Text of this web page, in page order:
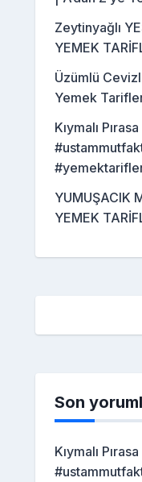
Zeytinyağlı
YEMEK
Üzümlü Cevizli
Yemek
Kıymalı
YUMUŞACIK
YEMEK
Son
Kıymalı